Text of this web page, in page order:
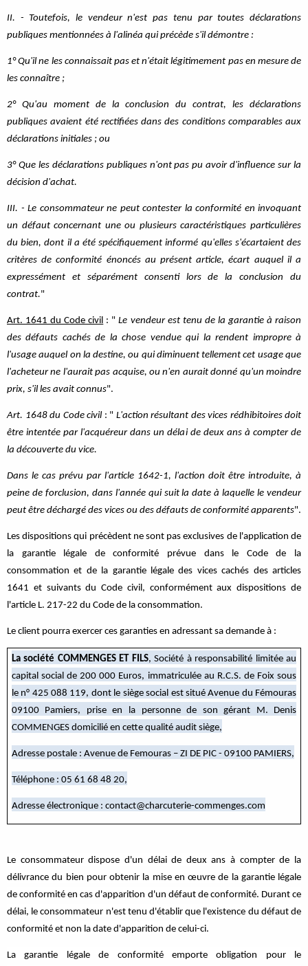
II. - Toutefois, le vendeur n'est pas tenu par toutes déclarations
publiques mentionnées à l'alinéa qui précède s'il démontre :
1° Qu'il ne les connaissait pas et n'était légitimement pas en mesure de
les connaître ;
2° Qu'au moment de la conclusion du contrat, les déclarations
publiques avaient été rectifiées dans des conditions comparables aux
déclarations initiales ; ou
3° Que les déclarations publiques n'ont pas pu avoir d'influence sur la
décision d'achat.
III. - Le consommateur ne peut contester la conformité en invoquant
un défaut concernant une ou plusieurs caractéristiques particulières
du bien, dont il a été spécifiquement informé qu'elles s'écartaient des
critères de conformité énoncés au présent article, écart auquel il a
expressément et séparément consenti lors de la conclusion du
contrat."
Art. 1641 du Code civil : "Le vendeur est tenu de la garantie à raison
des défauts cachés de la chose vendue qui la rendent impropre à
l'usage auquel on la destine, ou qui diminuent tellement cet usage que
l'acheteur ne l'aurait pas acquise, ou n'en aurait donné qu'un moindre
prix, s'il les avait connus".
Art. 1648 du Code civil: " L'action résultant des vices rédhibitoires doit
être intentée par l'acquéreur dans un délai de deux ans à compter de
la découverte du vice.
Dans le cas prévu par l'article 1642-1, l'action doit être introduite, à
peine de forclusion, dans l'année qui suit la date à laquelle le vendeur
peut être déchargé des vices ou des défauts de conformité apparents".
Les dispositions qui précèdent ne sont pas exclusives de l'application de
la garantie légale de conformité prévue dans le Code de la
consommation et de la garantie légale des vices cachés des articles
1641 et suivants du Code civil, conformément aux dispositions de
l'article L. 217-22 du Code de la consommation.
Le client pourra exercer ces garanties en adressant sa demande à :
La société COMMENGES ET FILS, Société à responsabilité limitée au
capital social de 200 000 Euros, immatriculée au R.C.S. de Foix sous
le n° 425 088 119, dont le siège social est situé Avenue du Fémouras
09100 Pamiers, prise en la personne de son gérant M. Denis
COMMENGES domicilié en cette qualité audit siège,
Adresse postale : Avenue de Femouras – ZI DE PIC - 09100 PAMIERS,
Téléphone : 05 61 68 48 20,
Adresse électronique : contact@charcuterie-commenges.com
Le consommateur dispose d'un délai de deux ans à compter de la
délivrance du bien pour obtenir la mise en œuvre de la garantie légale
de conformité en cas d'apparition d'un défaut de conformité. Durant ce
délai, le consommateur n'est tenu d'établir que l'existence du défaut de
conformité et non la date d'apparition de celui-ci.
La garantie légale de conformité emporte obligation pour le